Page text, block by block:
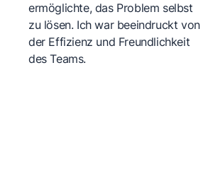
ermöglichte, das Problem selbst
zu lösen. Ich war beeindruckt von
der Effizienz und Freundlichkeit
des Teams.